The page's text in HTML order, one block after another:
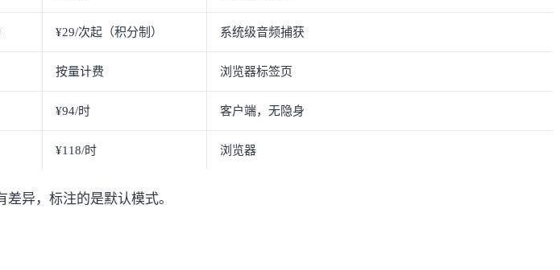
¥29/次起（积分制） 系统级音频捕获
按量计费 浏览器标签页
¥94/时 客户端，无隐身
¥118/时 浏览器
异，标注的是默认模式。